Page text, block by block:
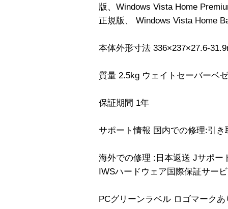
版、Windows Vista Home
正規版、 Windows Vista Home
本体外形寸法 336×237×27.6-
質量 2.5kg ウェイトセーバーベ
保証期間 1年
サポート情報 国内での修理:引
海外での修理 :日本返送 Jサポー
IWSハードウェア国際保証サー
PCグリーンラベル ロゴマークあ